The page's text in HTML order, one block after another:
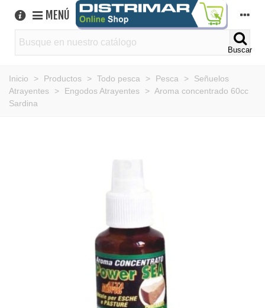
MENÚ
Buscar
Inicio > Productos > Todo pesca > Pesca >
Señuelos
Atrayentes
> Engodos Atrayentes > Aroma concentrado 60cc
Sardina